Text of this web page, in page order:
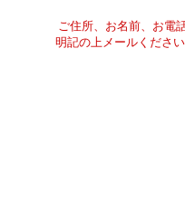
ご住所、お名前、お電話
明記の上メールください